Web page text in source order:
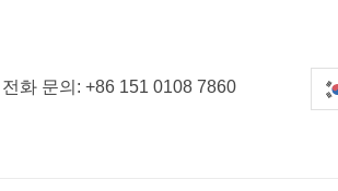
전화 문의: +86 151 0108 7860